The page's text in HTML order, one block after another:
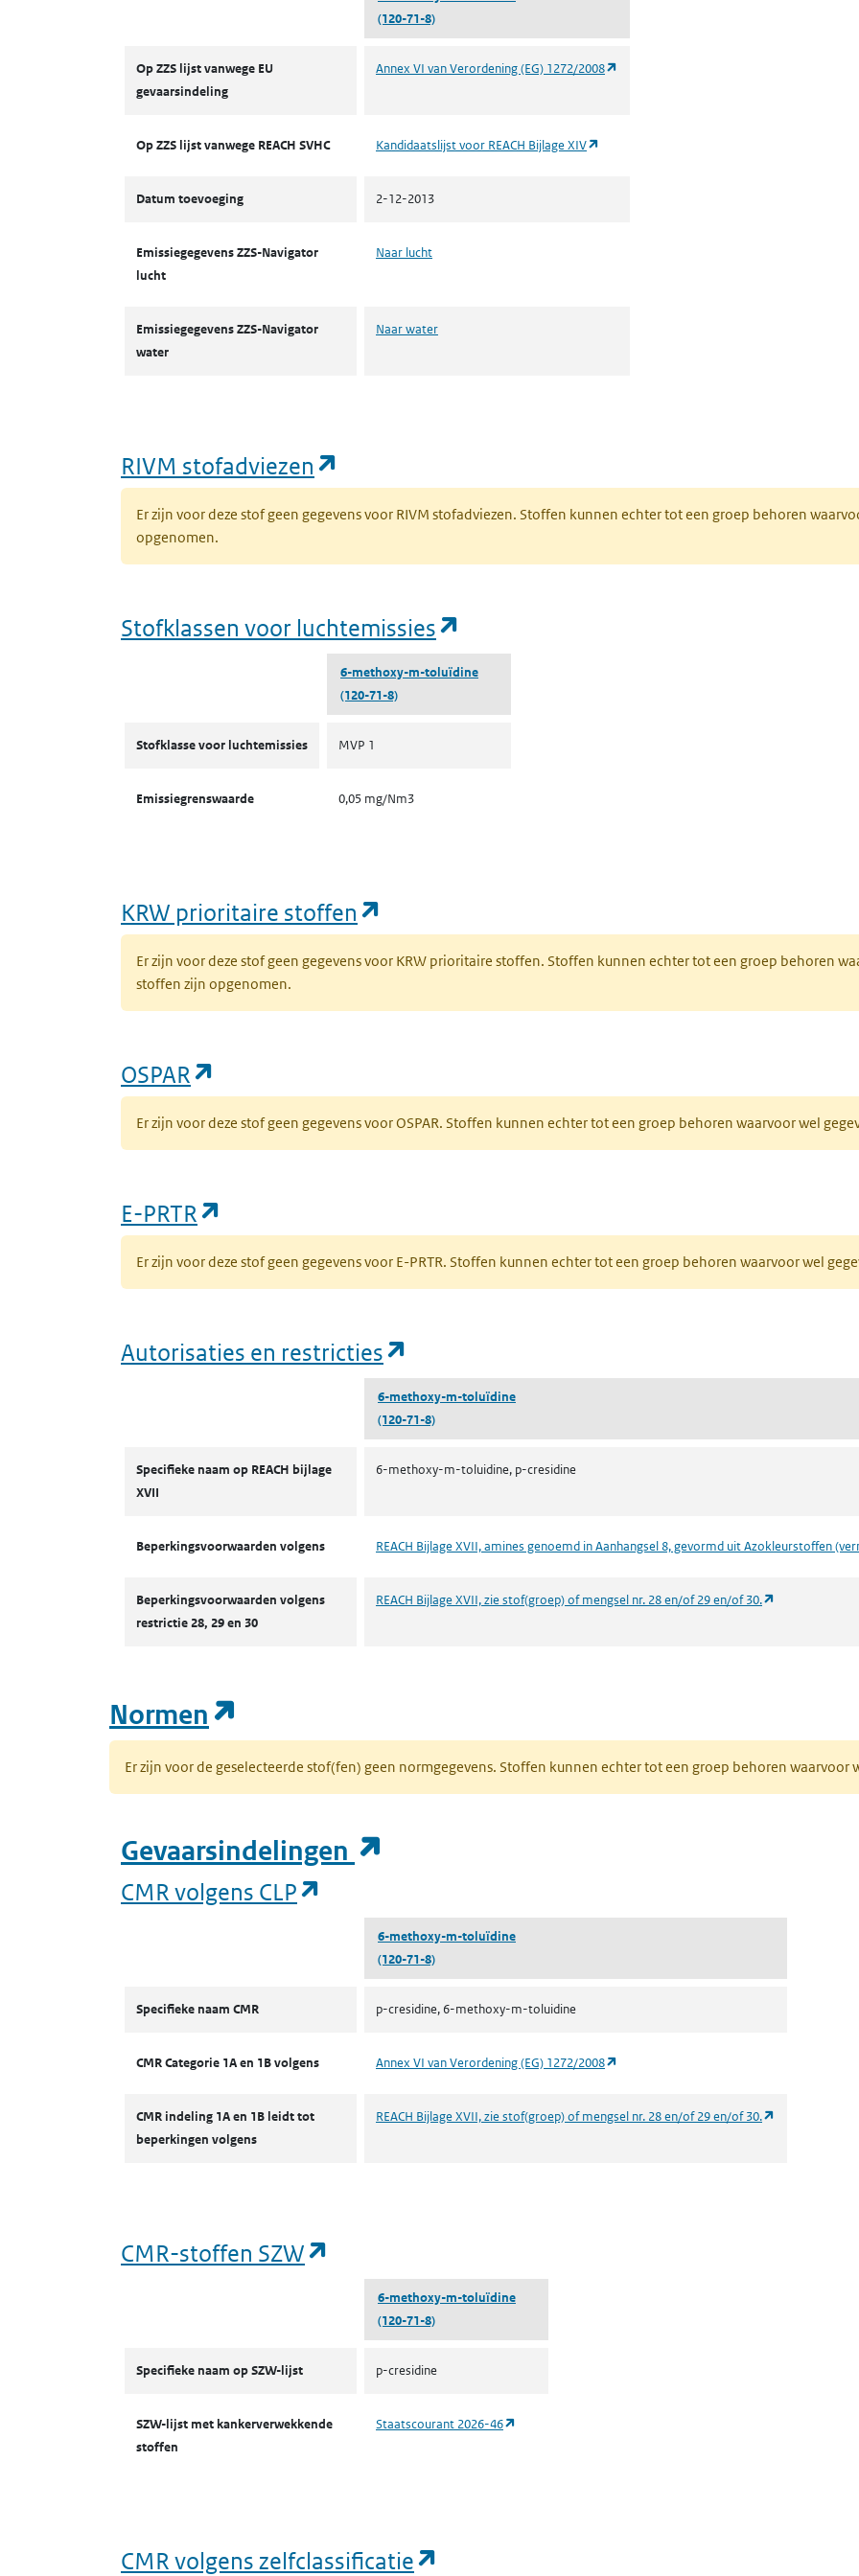
(120-71-8)
Op ZZS lijst vanwege EU
gevaarsindeling
Annex VI van Verordening (EG) 1272/2008
Op ZZS lijst vanwege REACH SVHC Kandidaatslijst voor REACH Bijlage XIV
Datum toevoeging 2-12-2013
Emissiegegevens ZZS-Navigator
lucht
Naar lucht
Emissiegegevens ZZS-Navigator
water
Naar water
RIVM stofadviezen
Er zijn voor deze stof geen gegevens voor RIVM stofadviezen. Stoffen kunnen echter tot een groep behoren
opgenomen.
Stofklassen voor luchtemissies
6-methoxy-m-toluïdine
(120-71-8)
Stofklasse voor luchtemissies MVP 1
Emissiegrenswaarde 0,05 mg/Nm3
KRW prioritaire stoffen
Er zijn voor deze stof geen gegevens voor KRW prioritaire stoffen. Stoffen kunnen echter tot een groep behoren
stoffen zijn opgenomen.
OSPAR
Er zijn voor deze stof geen gegevens voor OSPAR. Stoffen kunnen echter tot een groep behoren waarvoor wel
E-PRTR
Er zijn voor deze stof geen gegevens voor E-PRTR. Stoffen kunnen echter tot een groep behoren waarvoor wel
Autorisaties en restricties
6-methoxy-m-toluïdine
(120-71-8)
Specifieke naam op REACH bijlage
XVII
6-methoxy-m-toluidine, p-cresidine
Beperkingsvoorwaarden volgens REACH Bijlage XVII, amines genoemd in Aanhangsel 8, gevormd uit Azokleurstoffen
Beperkingsvoorwaarden volgens
restrictie 28, 29 en 30
REACH Bijlage XVII, zie stof(groep) of mengsel nr. 28 en/of 29 en/of 30.
Normen
Er zijn voor de geselecteerde stof(fen) geen normgegevens. Stoffen kunnen echter tot een groep behoren waarvoor
Gevaarsindelingen
CMR volgens CLP
6-methoxy-m-toluïdine
(120-71-8)
Specifieke naam CMR p-cresidine, 6-methoxy-m-toluidine
CMR Categorie 1A en 1B volgens Annex VI van Verordening (EG) 1272/2008
CMR indeling 1A en 1B leidt tot
beperkingen volgens
REACH Bijlage XVII, zie stof(groep) of mengsel nr. 28 en/of 29 en/of 30.
CMR-stoffen SZW
6-methoxy-m-toluïdine
(120-71-8)
Specifieke naam op SZW-lijst p-cresidine
SZW-lijst met kankerverwekkende
stoffen
Staatscourant 2026-46
CMR volgens zelfclassificatie